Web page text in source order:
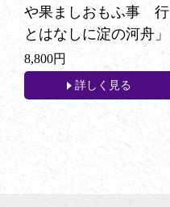
や果ましおもふ事 行
とはなしに淀の河舟」
8,800円
詳しく見る